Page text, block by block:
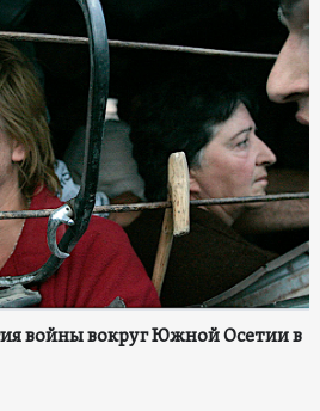
войны вокруг Южной Осетии в